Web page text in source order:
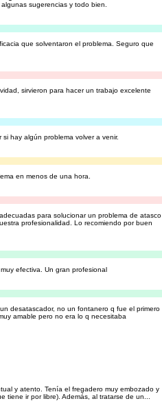
sugerencias y todo bien.
que solventaron el problema. Seguro que
sirvieron para hacer un trabajo excelente
hay algún problema volver a venir.
en menos de una hora.
para solucionar un problema de atasco
profesionalidad. Lo recomiendo por buen
efectiva. Un gran profesional
desatascador, no un fontanero q fue el primero
amable pero no era lo q necesitaba
y atento. Tenía el fregadero muy embozado y
ir por libre). Además, al tratarse de un...